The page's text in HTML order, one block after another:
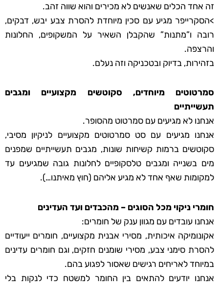
זה אחד הכלים שאנשים לא מכירים והוא שווה זהב.
>הסקרייפר מגיע עם סכין מיוחדת להסרת צבע יבש, דבקים,
רובה ו”מתנות” שהקבלן השאיר על המשקופים, החלונות
והרצפה.
בזהירות, בדיוק ובטכניקה וזה נעלם.
סמרטוטים מיוחדים, סקוטשים מקצועיים ומגבים
תעשייתיים
אנחנו לא מגיעים עם סמרטוט מהסופר.
אנחנו מגיעים עם סט סמרטוטים מקצועיים לניקיון מסיבי,
סקוטשים ברמות קשיחות שונות, מגבים תעשייתיים שמפנים
מים בשנייה ומגבים טלסקופיים לחלונות גובה שמגיעים עד
למקומות שאף אחד לא מגיע אליהם (חוץ מאיתנו…).
חומרי ניקוי מכל הסוגים – מהכבדים ועד העדינים
אנחנו עובדים עם מגוון ענק של חומרים:
אקונומיקה איכותית, מסירי אבנית מקצועיים, חומרים ייעודיים
להסרת סימני צבע, מסירי שומנים חזקים, וגם חומרים עדינים
במיוחד לאריחים רגישים שאסור לפגוע בהם.
אנחנו יודעים להתאים בין החומר למשטח כדי לנקות בלי